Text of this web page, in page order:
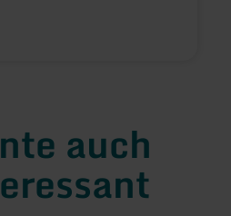
auch